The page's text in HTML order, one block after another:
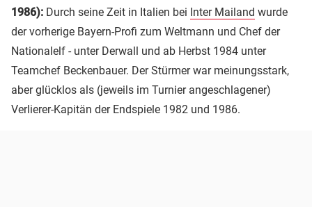
1986): Durch seine Zeit in Italien bei Inter Mailand wurde
der vorherige Bayern-Profi zum Weltmann und Chef der
Nationalelf - unter Derwall und ab Herbst 1984 unter
Teamchef Beckenbauer. Der Stürmer war meinungsstark,
aber glücklos als (jeweils im Turnier angeschlagener)
Verlierer-Kapitän der Endspiele 1982 und 1986.